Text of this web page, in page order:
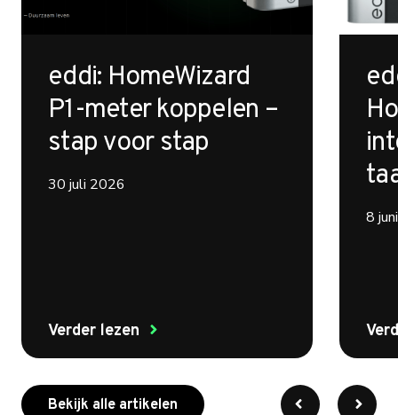
eddi: HomeWizard
P1-meter koppelen –
stap voor stap
30 juli 2026
Verder lezen
8
Bekijk alle artikelen meer over myenergi